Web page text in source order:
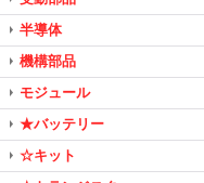
半導体
機構部品
モジュール
★バッテリー
☆キット